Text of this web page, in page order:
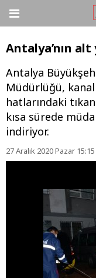
Antalya’nın alt
Antalya
Müdürlüğü,
hatlarındaki
kısa sürede
indiriyor.
27 Aralık 2020 Pazar 15:15